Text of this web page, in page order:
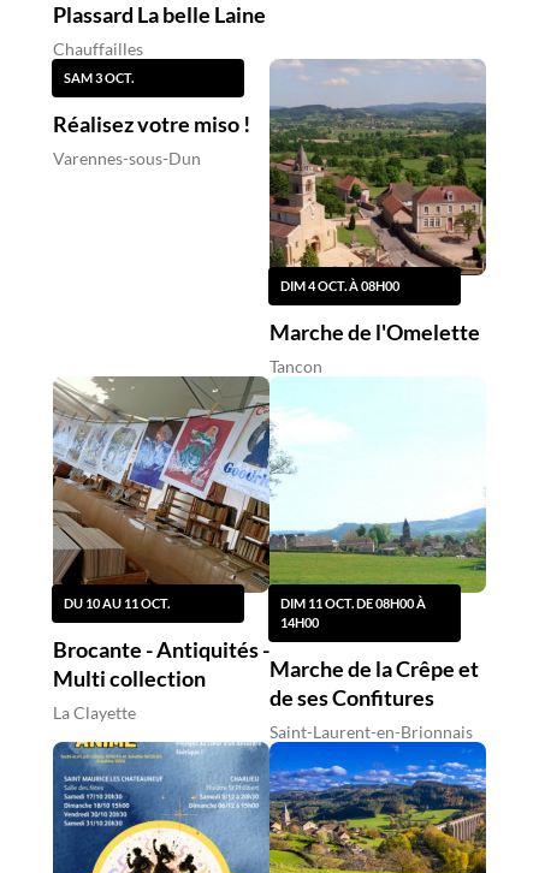
Plassard La belle Laine
Chauffailles
SAM 3 OCT.
Réalisez votre miso !
Varennes-sous-Dun
DIM 4 OCT. À 08H00
Marche de l'Omelette
Tancon
DU 10 AU 11 OCT.
Brocante - Antiquités -
Multi collection
La Clayette
DIM 11 OCT. DE 08H00 À
14H00
Marche de la Crêpe et
de ses Confitures
Saint-Laurent-en-Brionnais